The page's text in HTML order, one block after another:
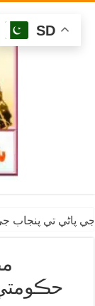
پاڻي تي پنجاب
حڪومتي
SD